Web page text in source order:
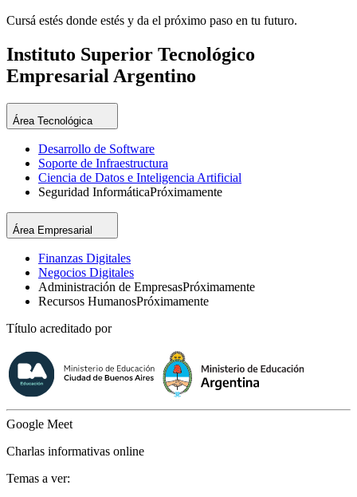
Cursá estés donde estés y da el próximo paso en tu futuro.
Instituto Superior Tecnológico
Empresarial Argentino
Área Tecnológica
Desarrollo de Software
Soporte de Infraestructura
Ciencia de Datos e Inteligencia Artificial
Seguridad InformáticaPróximamente
Área Empresarial
Finanzas Digitales
Negocios Digitales
Administración de EmpresasPróximamente
Recursos HumanosPróximamente
Título acreditado por
Google Meet
Charlas informativas online
Temas a ver: